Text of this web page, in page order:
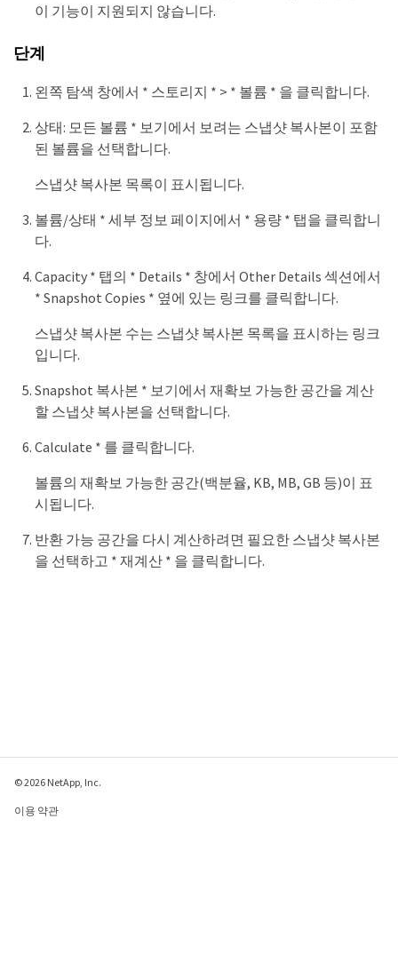
이 기능이 지원되지 않습니다.
단계
왼쪽 탐색 창에서 * 스토리지 * > * 볼륨 * 을 클릭합니다.
상태: 모든 볼륨 * 보기에서 보려는 스냅샷 복사본이 포함
된 볼륨을 선택합니다.
스냅샷 복사본 목록이 표시됩니다.
볼륨/상태 * 세부 정보 페이지에서 * 용량 * 탭을 클릭합니
다.
Capacity * 탭의 * Details * 창에서 Other Details 섹션에서
* Snapshot Copies * 옆에 있는 링크를 클릭합니다.
스냅샷 복사본 수는 스냅샷 복사본 목록을 표시하는 링크
입니다.
Snapshot 복사본 * 보기에서 재확보 가능한 공간을 계산
할 스냅샷 복사본을 선택합니다.
Calculate * 를 클릭합니다.
볼륨의 재확보 가능한 공간(백분율, KB, MB, GB 등)이 표
시됩니다.
반환 가능 공간을 다시 계산하려면 필요한 스냅샷 복사본
을 선택하고 * 재계산 * 을 클릭합니다.
© 2026 NetApp, Inc.
이용 약관